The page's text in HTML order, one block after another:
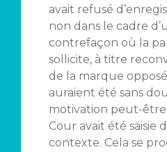
avait refusé
non dans le cadre
contrefaçon où la
sollicite, à titre
de la marque
auraient été sans
motivation peut-
Cour avait été saisie
contexte. Cela se